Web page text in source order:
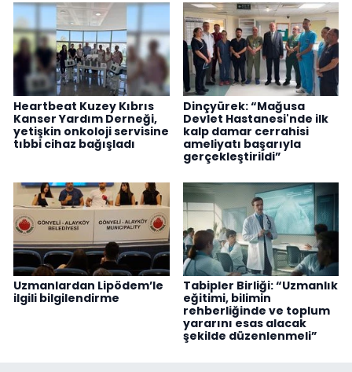
Heartbeat Kuzey Kıbrıs
Kanser Yardım Derneği,
yetişkin onkoloji servisine
tıbbi cihaz bağışladı
Dinçyürek: “Mağusa
Devlet Hastanesi'nde ilk
kalp damar cerrahisi
ameliyatı başarıyla
gerçekleştirildi”
Uzmanlardan Lipödem’le
ilgili bilgilendirme
Tabipler Birliği: “Uzmanlık
eğitimi, bilimin
rehberliğinde ve toplum
yararını esas alacak
şekilde düzenlenmeli”